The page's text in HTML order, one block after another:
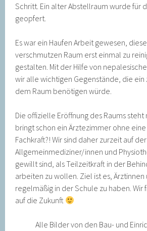
Schritt. Ein alter Abstellraum wurde für
geopfert.
Es war ein Haufen Arbeit gewesen,
verschmutzen Raum erst einmal zu
gestalten. Mit der Hilfe von
wir alle wichtigen Gegenstände, die ein
dem Raum benötigen würde.
Die offizielle Eröffnung des Raums steht
bringt schon ein Ärztezimmer ohne
Fachkraft?! Wir sind daher zurzeit auf
Allgemeinmediziner/innen und
gewillt sind, als Teilzeitkraft in der
arbeiten zu wollen. Ziel ist es, Ärztinnen
regelmäßig in der Schule zu haben. Wir
auf die Zukunft
Alle Bilder von den Bau- und